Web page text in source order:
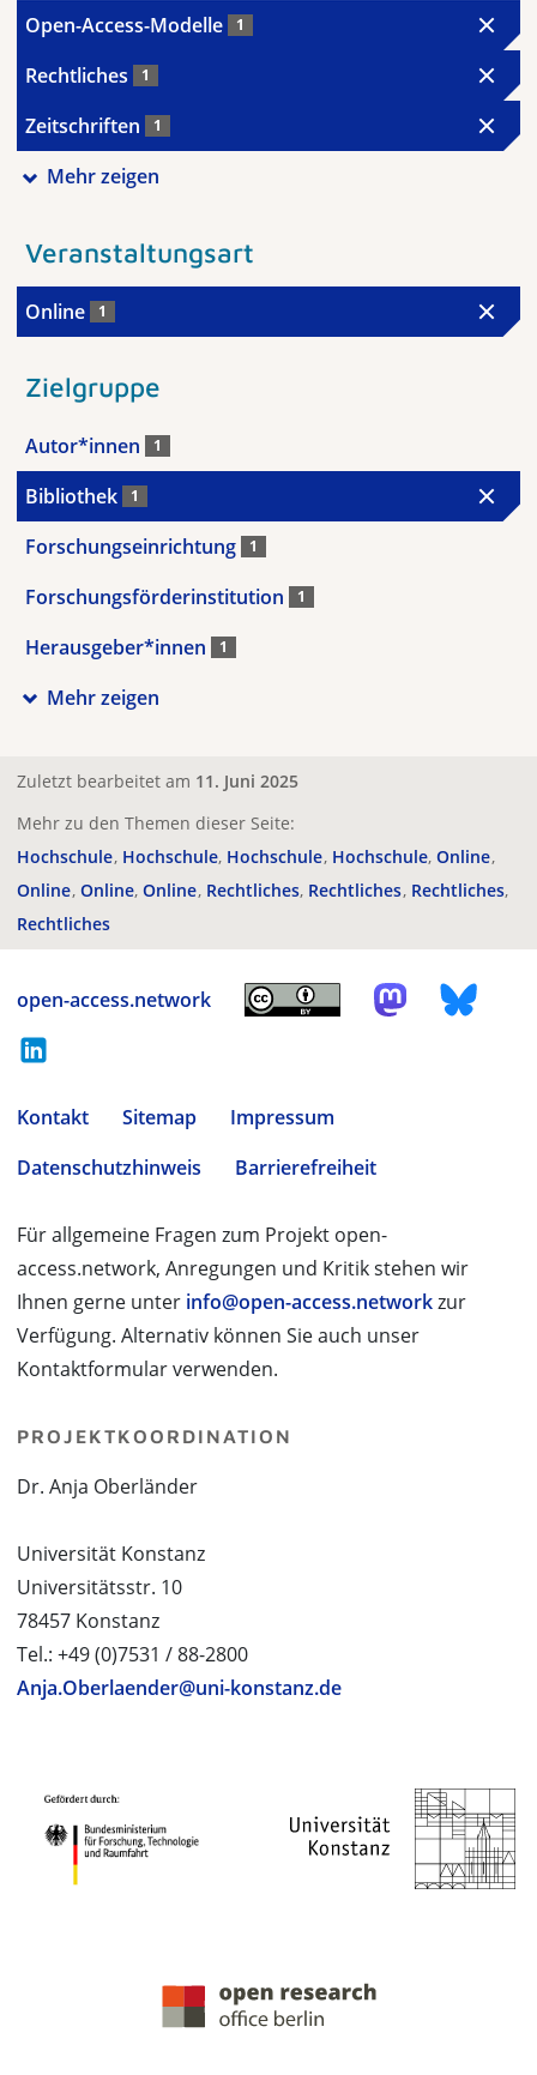
Open-Access-Modelle 1
Rechtliches 1
Zeitschriften 1
Mehr zeigen
Veranstaltungsart
Online 1
Zielgruppe
Autor*innen 1
Bibliothek 1
Forschungseinrichtung 1
Forschungsförderinstitution 1
Herausgeber*innen 1
Mehr zeigen
Zuletzt bearbeitet am 11. Juni 2025
Mehr zu den Themen dieser Seite:
Hochschule Hochschule Hochschule Hochschule Online
Online Online Online Rechtliches Rechtliches Rechtliches
Rechtliches
open-access.network
Kontakt Sitemap
Impressum
Datenschutzhinweis
Barrierefreiheit
Für allgemeine Fragen zum Projekt open-
access.network, Anregungen und Kritik stehen wir
Ihnen gerne unter info@open-access.networkzur
Verfügung. Alternativ können Sie auch unser
Kontaktformular verwenden.
PROJEKTKOORDINATION
Dr. Anja Oberländer
Universität Konstanz
Universitätsstr. 10
78457 Konstanz
Tel.: +49 (0)7531 / 88-2800
Anja.Oberlaender@uni-konstanz.de